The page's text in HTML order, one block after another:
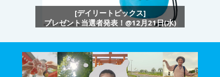
[デイリートピックス]
プレゼント当選者発表！@12月21日(水)